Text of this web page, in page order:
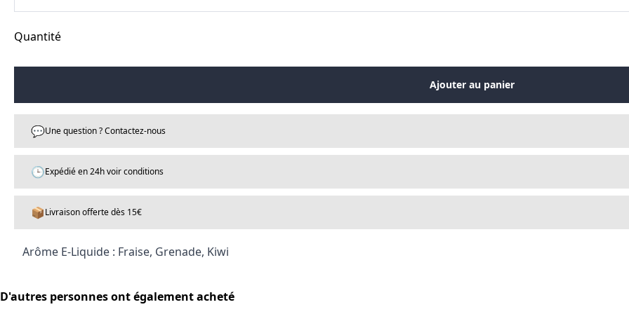
Quantité
Ajouter au panier
💬Une question ? Contactez-nous
🕒Expédié en 24h voir conditions
📦Livraison offerte dès 15€
Arôme E-Liquide : Fraise, Grenade, Kiwi
D'autres personnes ont également acheté